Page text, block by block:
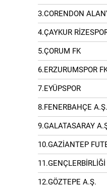
3.CORENDON
4.ÇAYKUR
5.ÇORUM FK
6.ERZURUMSPOR
7.EYÜPSPOR
8.FENERBAHÇE A.Ş.
9.GALATASARAY
10.GAZİANTEP
11.GENÇLERBİRLİĞİ
12.GÖZTEPE A.Ş.